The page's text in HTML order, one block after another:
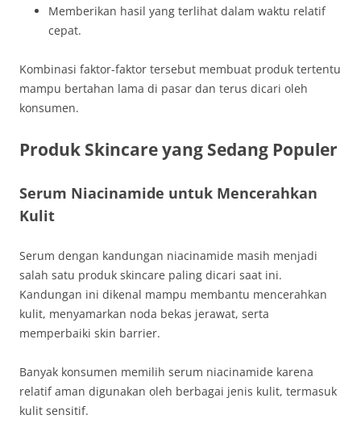
Memberikan hasil yang terlihat dalam waktu relatif
cepat.
Kombinasi faktor-faktor tersebut membuat produk tertentu
mampu bertahan lama di pasar dan terus dicari oleh
konsumen.
Produk Skincare yang Sedang Populer
Serum Niacinamide untuk Mencerahkan
Kulit
Serum dengan kandungan niacinamide masih menjadi
salah satu produk skincare paling dicari saat ini.
Kandungan ini dikenal mampu membantu mencerahkan
kulit, menyamarkan noda bekas jerawat, serta
memperbaiki skin barrier.
Banyak konsumen memilih serum niacinamide karena
relatif aman digunakan oleh berbagai jenis kulit, termasuk
kulit sensitif.